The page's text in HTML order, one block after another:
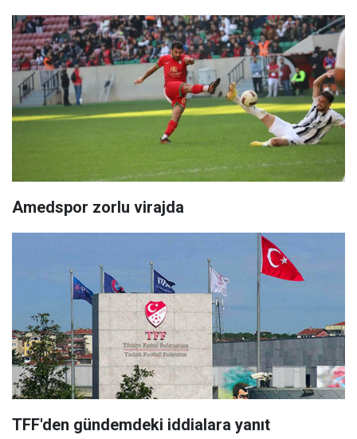
Amedspor zorlu virajda
TFF'den gündemdeki iddialara yanıt